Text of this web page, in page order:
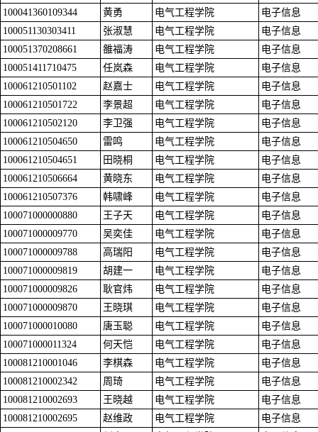
100041360109344
黄勇 电气工程学院
电子信息
100051130303411
张淑慧 电气工程学院
电子信息
100051370208661
雒福涛 电气工程学院
电子信息
100051411710475
任岚森 电气工程学院
电子信息
100061210501102
赵嘉士 电气工程学院
电子信息
100061210501722
李景超 电气工程学院
电子信息
100061210502120
李卫强 电气工程学院
电子信息
100061210504650
雷鸣 电气工程学院
电子信息
100061210504651
田晓桐 电气工程学院
电子信息
100061210506664
黄晓东 电气工程学院
电子信息
100061210507376
韩啸峰 电气工程学院
电子信息
100071000000880
王子天 电气工程学院
电子信息
100071000009770
吴奕佳 电气工程学院
电子信息
100071000009788
高瑞阳 电气工程学院
电子信息
100071000009819
胡建一 电气工程学院
电子信息
100071000009826
耿官炜 电气工程学院
电子信息
100071000009870
王晓琪 电气工程学院
电子信息
100071000010080
唐玉聪 电气工程学院
电子信息
100071000011324
何天恺 电气工程学院
电子信息
100081210001046
李棋森 电气工程学院
电子信息
100081210002342
周琦 电气工程学院
电子信息
100081210002693
王晓越 电气工程学院
电子信息
100081210002695
赵维政 电气工程学院
电子信息